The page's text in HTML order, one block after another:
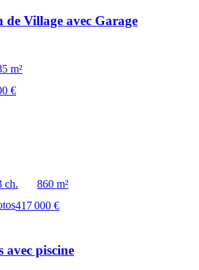
Village avec Garage
m²
€
ch.
860 m²
417 000 €
avec piscine